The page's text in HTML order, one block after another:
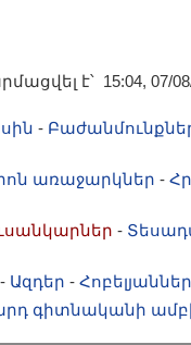
է՝ 15:04, 07/
-
առաջարկներ -
-
Ազդեր - Հոբելյաններ
գիտնականի